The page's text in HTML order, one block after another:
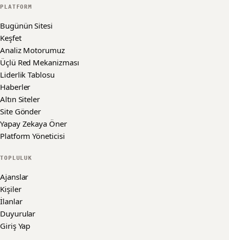
PLATFORM
Bugünün Sitesi
Keşfet
Analiz Motorumuz
Üçlü Red Mekanizması
Liderlik Tablosu
Haberler
Altın Siteler
Site Gönder
Yapay Zekaya Öner
Platform Yöneticisi
TOPLULUK
Ajanslar
Kişiler
İlanlar
Duyurular
Giriş Yap